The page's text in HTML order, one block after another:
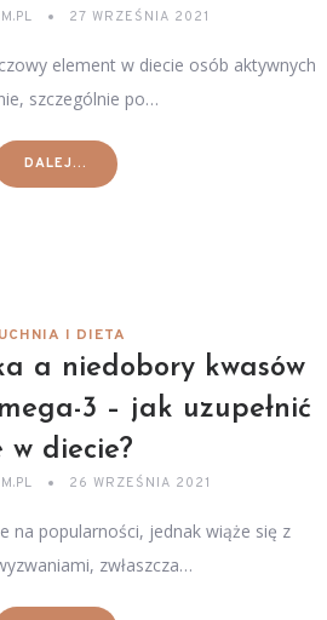
27 WRZEŚNIA 2021
element w diecie osób aktywnych
szczególnie po…
DALEJ...
I DIETA
a niedobory kwasów
3 – jak uzupełnić
w diecie?
26 WRZEŚNIA 2021
na popularności, jednak wiąże się z
zwłaszcza…